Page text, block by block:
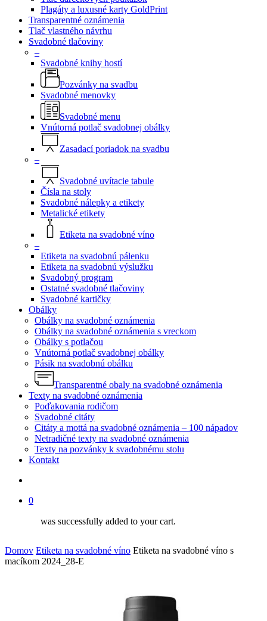
Plagáty a luxusné karty GoldPrint
Transparentné oznámenia
Tlač vlastného návrhu
Svadobné tlačoviny
–
Svadobné knihy hostí
Pozvánky na svadbu
Svadobné menovky
Svadobné menu
Vnútorná potlač svadobnej obálky
Zasadací poriadok na svadbu
–
Svadobné uvítacie tabule
Čísla na stoly
Svadobné nálepky a etikety
Metalické etikety
Etiketa na svadobné víno
–
Etiketa na svadobnú pálenku
Etiketa na svadobnú výslužku
Svadobný program
Ostatné svadobné tlačoviny
Svadobné kartičky
Obálky
Obálky na svadobné oznámenia
Obálky na svadobné oznámenia s vreckom
Obálky s potlačou
Vnútorná potlač svadobnej obálky
Pásik na svadobnú obálku
Transparentné obaly na svadobné oznámenia
Texty na svadobné oznámenia
Poďakovania rodičom
Svadobné citáty
Citáty a mottá na svadobné oznámenia – 100 nápadov
Netradičné texty na svadobné oznámenia
Texty na pozvánky k svadobnému stolu
Kontakt
0
was successfully added to your cart.
Domov Etiketa na svadobné víno Etiketa na svadobné víno s
macíkom 2024_28-E